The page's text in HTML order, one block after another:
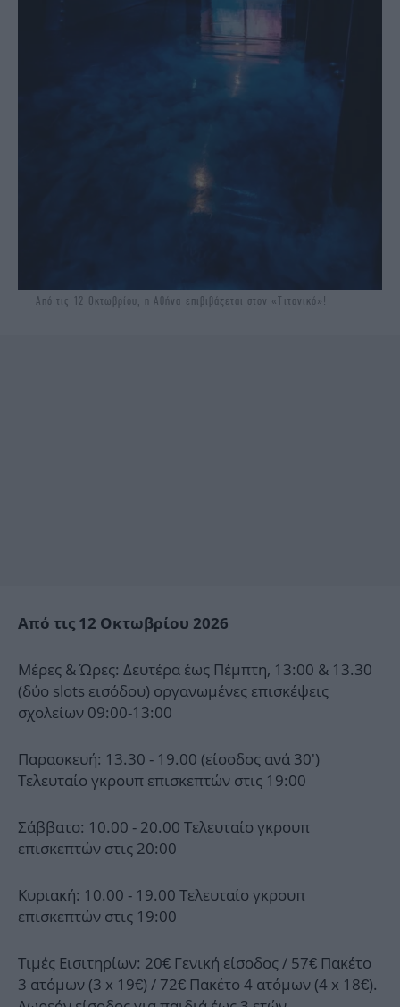
Από τις 12 Οκτωβρίου, η Αθήνα επιβιβάζεται στον «Τιτανικό»!
Από τις 12 Οκτωβρίου 2026
Μέρες & Ώρες: Δευτέρα έως Πέμπτη, 13:00 & 13.30
(δύο slots εισόδου) οργανωμένες επισκέψεις
σχολείων 09:00-13:00
Παρασκευή: 13.30 - 19.00 (είσοδος ανά 30')
Τελευταίο γκρουπ επισκεπτών στις 19:00
Σάββατο: 10.00 - 20.00 Τελευταίο γκρουπ
επισκεπτών στις 20:00
Κυριακή: 10.00 - 19.00 Τελευταίο γκρουπ
επισκεπτών στις 19:00
Τιμές Εισιτηρίων: 20€ Γενική είσοδος / 57€ Πακέτο
3 ατόμων (3 x 19€) / 72€ Πακέτο 4 ατόμων (4 x 18€).